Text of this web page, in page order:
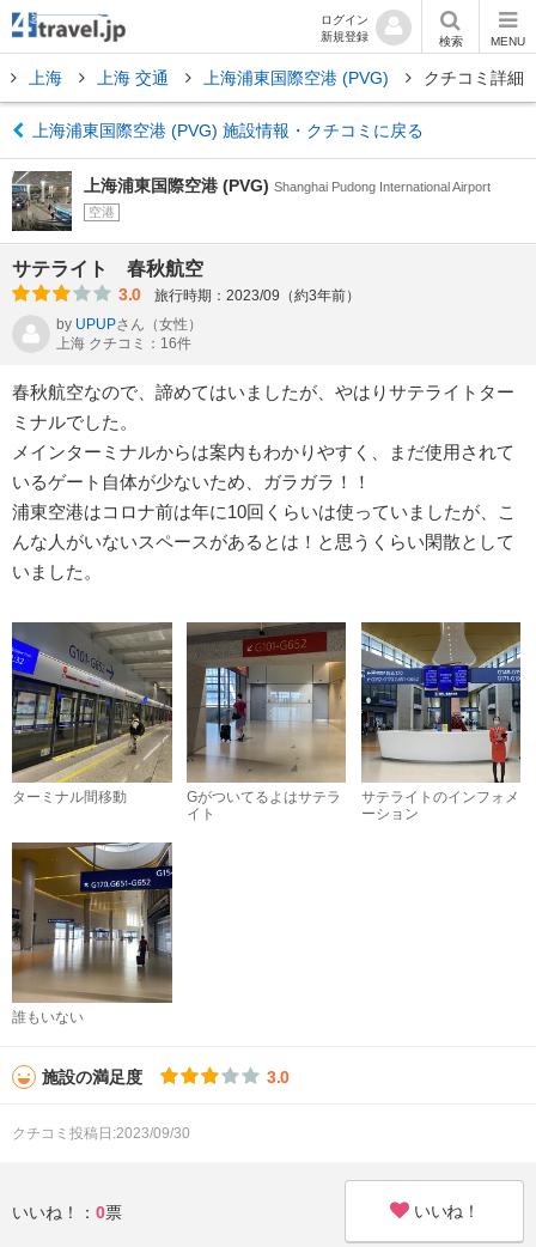
ログイン
新規登録
検索 MENU
上海 上海 交通 上海浦東国際空港 (PVG) クチコミ詳細
上海浦東国際空港 (PVG) 施設情報・クチコミに戻る
上海浦東国際空港 (PVG) Shanghai Pudong International Airport
空港
サテライト 春秋航空
3.0
旅行時期：2023/09（約3年前）
by UPUPさん （女性）
上海 クチコミ：16件
春秋航空なので、諦めてはいましたが、やはりサテライトター
ミナルでした。
メインターミナルからは案内もわかりやすく、まだ使用されて
いるゲート自体が少ないため、ガラガラ！！
浦東空港はコロナ前は年に10回くらいは使っていましたが、こ
んな人がいないスペースがあるとは！と思うくらい閑散として
いました。
ターミナル間移動
Gがついてるよはサテラ
イト
サテライトのインフォメ
ーション
誰もいない
施設の満足度 3.0
クチコミ投稿日:2023/09/30
いいね！： 0票 いいね！